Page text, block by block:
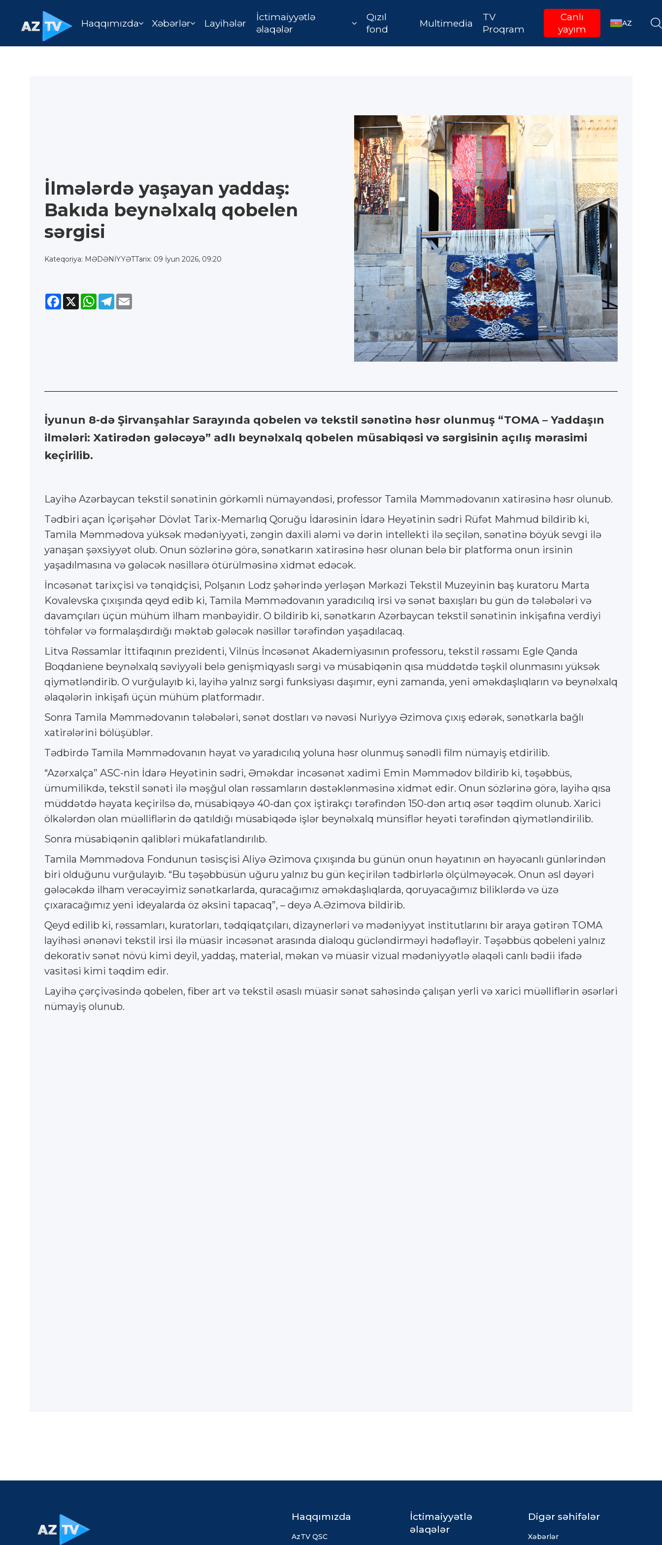
Haqqımızda Xəbərlər Layihələr
İctimaiyyətlə
əlaqələr
Qızıl
fond
Multimedia
TV
Proqram
Canlı
yayım
AZ
İlmələrdə yaşayan yaddaş:
Bakıda beynəlxalq qobelen
sərgisi
Kateqoriya: MƏDƏNİYYƏTTarix: 09 İyun 2026, 09:20
Facebook
X WhatsApp
Telegram
İyunun 8-də Şirvanşahlar Sarayında qobelen və tekstil sənətinə həsr olunmuş “TOMA – Yaddaşın
ilmələri: Xatirədən gələcəyə” adlı beynəlxalq qobelen müsabiqəsi və sərgisinin açılış mərasimi
keçirilib.
Layihə Azərbaycan tekstil sənətinin görkəmli nümayəndəsi, professor Tamila Məmmədovanın xatirəsinə həsr olunub.
Tədbiri açan İçərişəhər Dövlət Tarix-Memarlıq Qoruğu İdarəsinin İdarə Heyətinin sədri Rüfət Mahmud bildirib ki,
Tamila Məmmədova yüksək mədəniyyəti, zəngin daxili aləmi və dərin intellekti ilə seçilən, sənətinə böyük sevgi ilə
yanaşan şəxsiyyət olub. Onun sözlərinə görə, sənətkarın xatirəsinə həsr olunan belə bir platforma onun irsinin
yaşadılmasına və gələcək nəsillərə ötürülməsinə xidmət edəcək.
İncəsənət tarixçisi və tənqidçisi, Polşanın Lodz şəhərində yerləşən Mərkəzi Tekstil Muzeyinin baş kuratoru Marta
Kovalevska çıxışında qeyd edib ki, Tamila Məmmədovanın yaradıcılıq irsi və sənət baxışları bu gün də tələbələri və
davamçıları üçün mühüm ilham mənbəyidir. O bildirib ki, sənətkarın Azərbaycan tekstil sənətinin inkişafına verdiyi
töhfələr və formalaşdırdığı məktəb gələcək nəsillər tərəfindən yaşadılacaq.
Litva Rəssamlar İttifaqının prezidenti, Vilnüs İncəsənət Akademiyasının professoru, tekstil rəssamı Egle Qanda
Boqdaniene beynəlxalq səviyyəli belə genişmiqyaslı sərgi və müsabiqənin qısa müddətdə təşkil olunmasını yüksək
qiymətləndirib. O vurğulayıb ki, layihə yalnız sərgi funksiyası daşımır, eyni zamanda, yeni əməkdaşlıqların və beynəlxalq
əlaqələrin inkişafı üçün mühüm platformadır.
Sonra Tamila Məmmədovanın tələbələri, sənət dostları və nəvəsi Nuriyyə Əzimova çıxış edərək, sənətkarla bağlı
xatirələrini bölüşüblər.
Tədbirdə Tamila Məmmədovanın həyat və yaradıcılıq yoluna həsr olunmuş sənədli film nümayiş etdirilib.
“Azərxalça” ASC-nin İdarə Heyətinin sədri, Əməkdar incəsənət xadimi Emin Məmmədov bildirib ki, təşəbbüs,
ümumilikdə, tekstil sənəti ilə məşğul olan rəssamların dəstəklənməsinə xidmət edir. Onun sözlərinə görə, layihə qısa
müddətdə həyata keçirilsə də, müsabiqəyə 40-dan çox iştirakçı tərəfindən 150-dən artıq əsər təqdim olunub. Xarici
ölkələrdən olan müəlliflərin də qatıldığı müsabiqədə işlər beynəlxalq münsiflər heyəti tərəfindən qiymətləndirilib.
Sonra müsabiqənin qalibləri mükafatlandırılıb.
Tamila Məmmədova Fondunun təsisçisi Aliyə Əzimova çıxışında bu günün onun həyatının ən həyəcanlı günlərindən
biri olduğunu vurğulayıb. “Bu təşəbbüsün uğuru yalnız bu gün keçirilən tədbirlərlə ölçülməyəcək. Onun əsl dəyəri
gələcəkdə ilham verəcəyimiz sənətkarlarda, quracağımız əməkdaşlıqlarda, qoruyacağımız biliklərdə və üzə
çıxaracağımız yeni ideyalarda öz əksini tapacaq”, – deyə A.Əzimova bildirib.
Qeyd edilib ki, rəssamları, kuratorları, tədqiqatçıları, dizaynerləri və mədəniyyət institutlarını bir araya gətirən TOMA
layihəsi ənənəvi tekstil irsi ilə müasir incəsənət arasında dialoqu gücləndirməyi hədəfləyir. Təşəbbüs qobeleni yalnız
dekorativ sənət növü kimi deyil, yaddaş, material, məkan və müasir vizual mədəniyyətlə əlaqəli canlı bədii ifadə
vasitəsi kimi təqdim edir.
Layihə çərçivəsində qobelen, fiber art və tekstil əsaslı müasir sənət sahəsində çalışan yerli və xarici müəlliflərin əsərləri
nümayiş olunub.
Haqqımızda
AzTV QSC
İctimaiyyətlə
əlaqələr
Digər səhifələr
Xəbərlər